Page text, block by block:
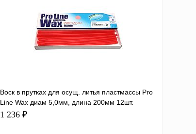
Воск в прутках для осущ. литья пластмассы Pro
Line Wax диам 5,0мм, длина 200мм 12шт.
YAMAHACHI
1 236 ₽